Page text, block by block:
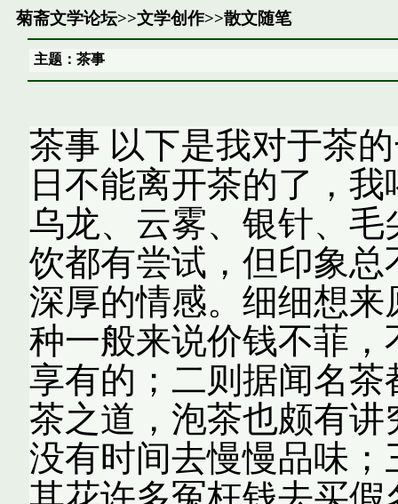
菊斋文学论坛>>文学创作>>散文随笔
主题：茶事
茶事 以下是我对于茶
日不能离开茶的了，
乌龙、云雾、银针、
饮都有尝试，但印象
深厚的情感。细细想
种一般来说价钱不菲
享有的；二则据闻名
茶之道，泡茶也颇有
没有时间去慢慢品味